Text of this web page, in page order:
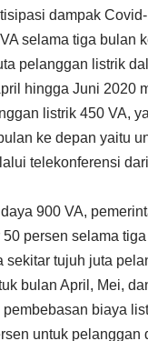
dampak
selama tiga bulan
pelanggan listrik
hingga Juni 2020
listrik 450 VA,
ke depan yaitu
telekonferensi
900 VA,
persen selama
sekitar tujuh juta
bulan April, Mei,
biaya
untuk pelanggan